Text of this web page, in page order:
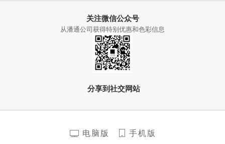
关注微信公众号
从潘通公司获得特别优惠和色彩信息
分享到社交网站
电脑版 手机版